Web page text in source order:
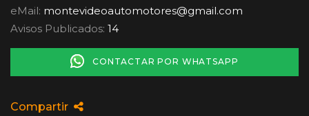
eMail: montevideoautomotores@gmail.com
Avisos Publicados: 14
CONTACTAR POR WHATSAPP
Compartir